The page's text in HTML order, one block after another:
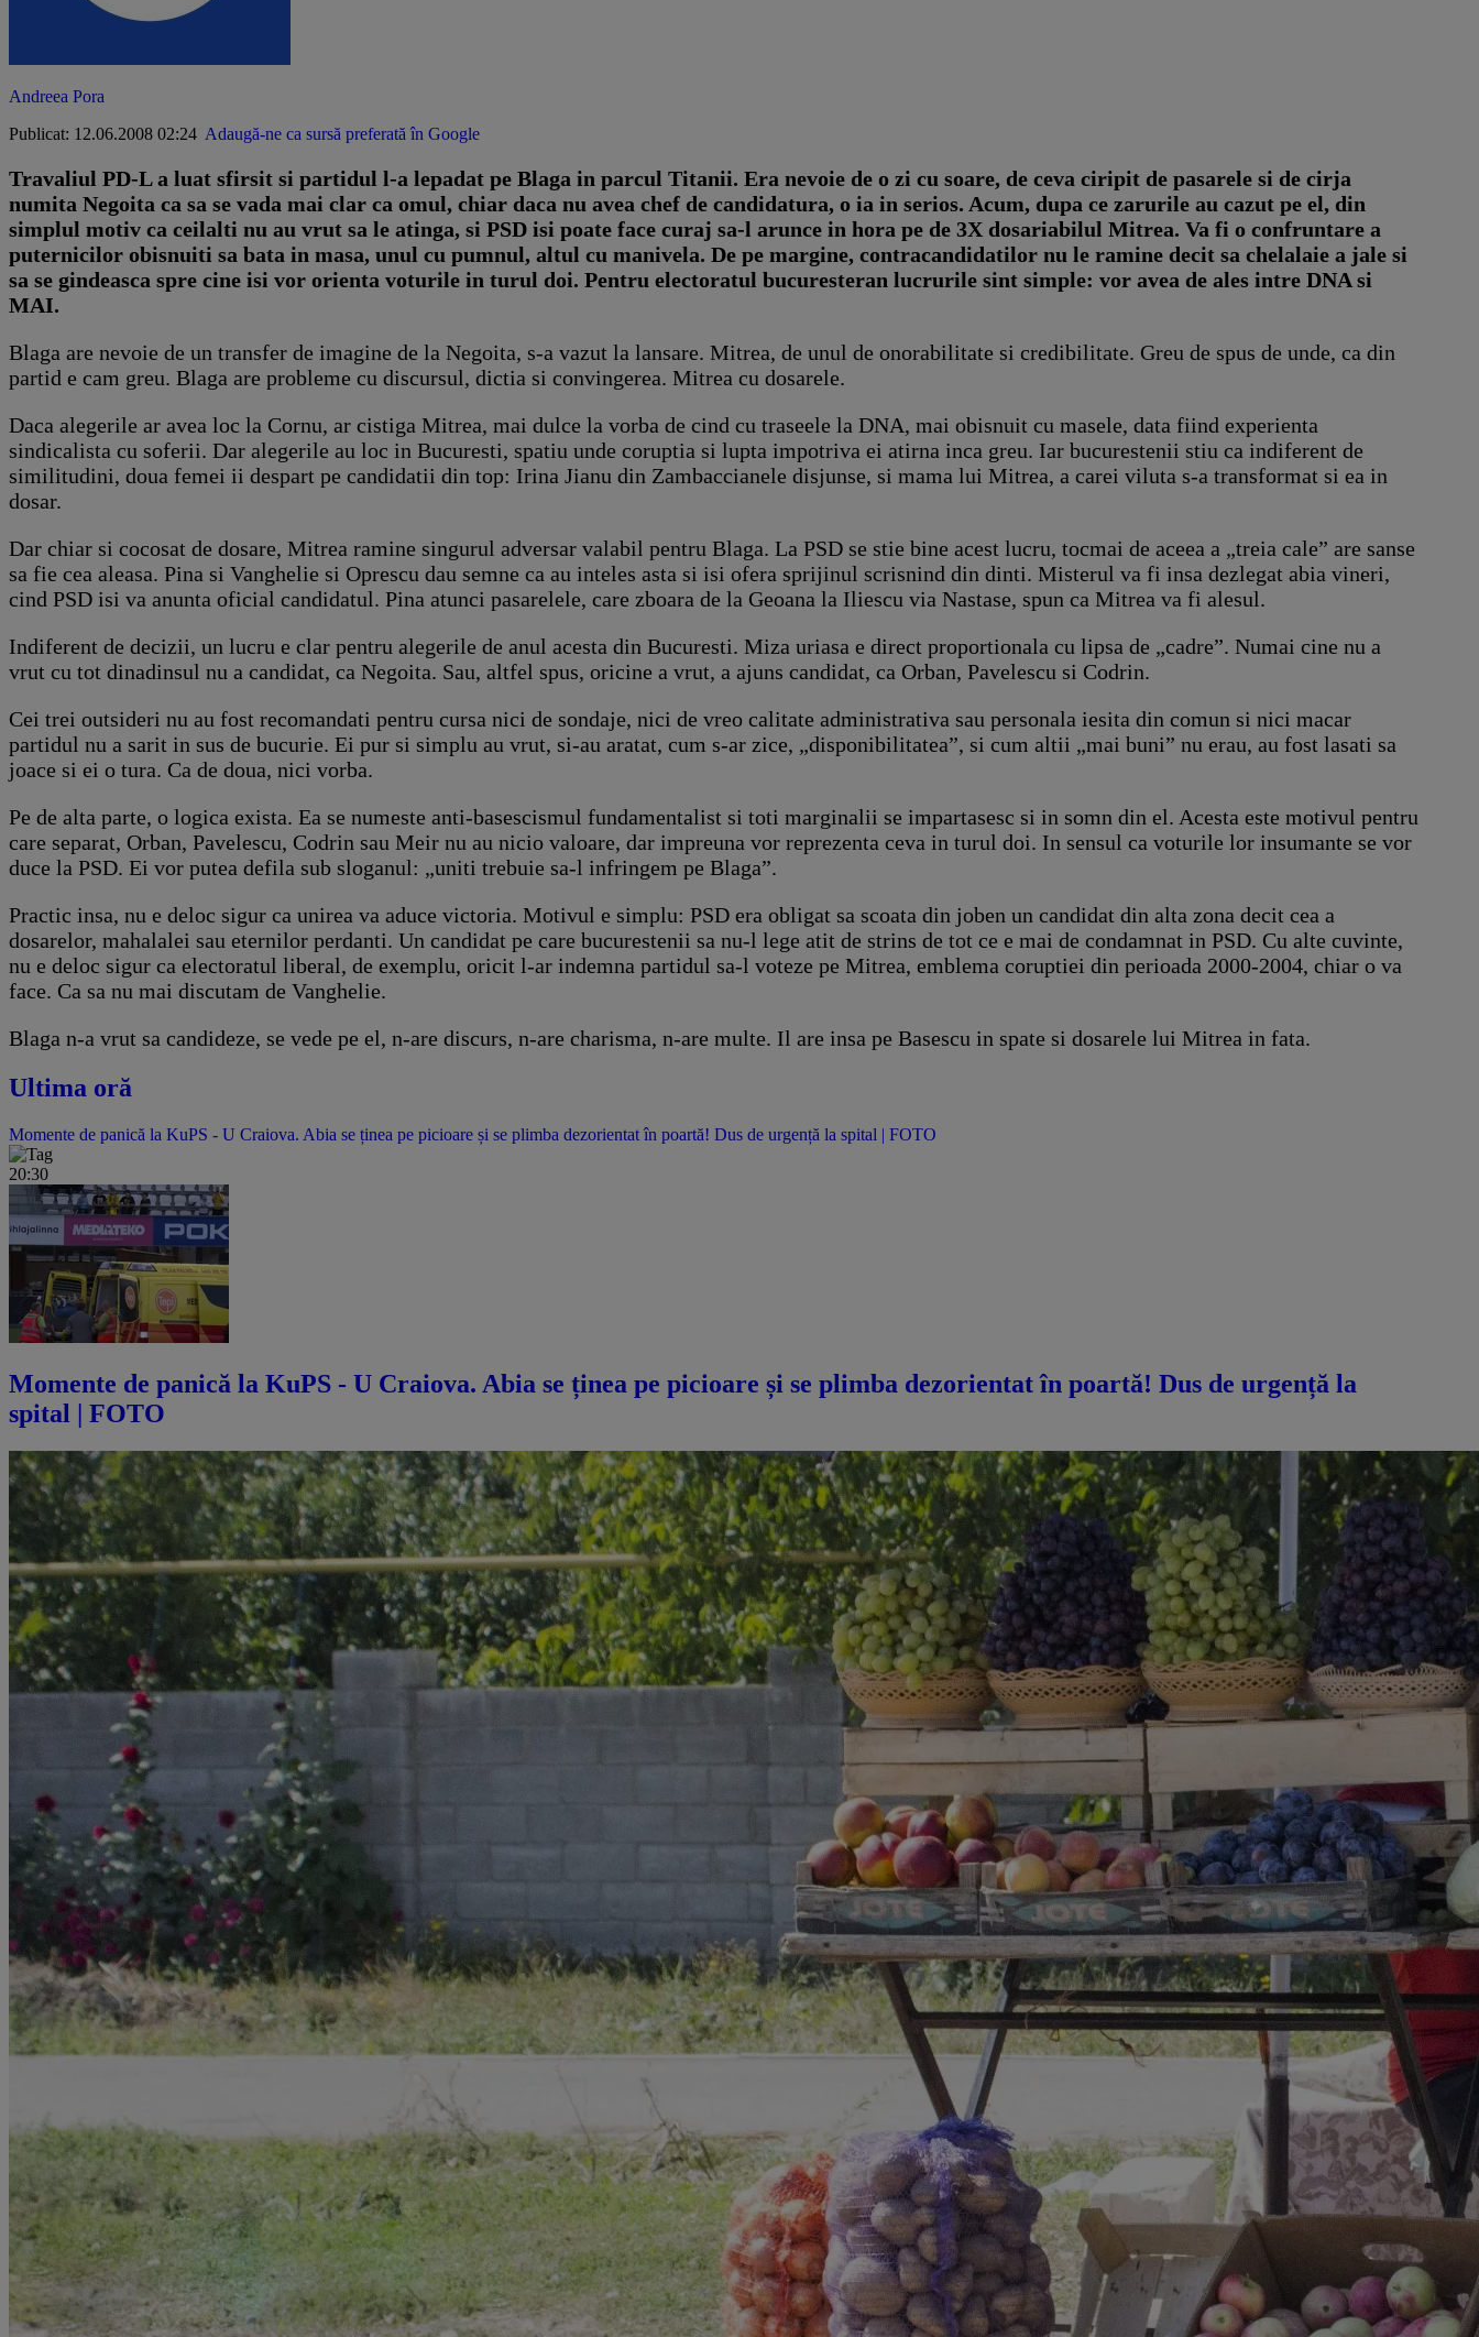
Andreea Pora
Publicat: 12.06.2008 02:24 Adaugă-ne ca sursă preferată în Google
Travaliul PD-L a luat sfirsit si partidul l-a lepadat pe Blaga in parcul Titanii. Era nevoie de o zi cu soare, de ceva ciripit de pasarele si de cirja
numita Negoita ca sa se vada mai clar ca omul, chiar daca nu avea chef de candidatura, o ia in serios. Acum, dupa ce zarurile au cazut pe el, din
simplul motiv ca ceilalti nu au vrut sa le atinga, si PSD isi poate face curaj sa-l arunce in hora pe de 3X dosariabilul Mitrea. Va fi o confruntare a
puternicilor obisnuiti sa bata in masa, unul cu pumnul, altul cu manivela. De pe margine, contracandidatilor nu le ramine decit sa chelalaie a jale si
sa se gindeasca spre cine isi vor orienta voturile in turul doi. Pentru electoratul bucuresteran lucrurile sint simple: vor avea de ales intre DNA si
MAI.
Blaga are nevoie de un transfer de imagine de la Negoita, s-a vazut la lansare. Mitrea, de unul de onorabilitate si credibilitate. Greu de spus de unde, ca din
partid e cam greu. Blaga are probleme cu discursul, dictia si convingerea. Mitrea cu dosarele.
Daca alegerile ar avea loc la Cornu, ar cistiga Mitrea, mai dulce la vorba de cind cu traseele la DNA, mai obisnuit cu masele, data fiind experienta
sindicalista cu soferii. Dar alegerile au loc in Bucuresti, spatiu unde coruptia si lupta impotriva ei atirna inca greu. Iar bucurestenii stiu ca indiferent de
similitudini, doua femei ii despart pe candidatii din top: Irina Jianu din Zambaccianele disjunse, si mama lui Mitrea, a carei viluta s-a transformat si ea in
dosar.
Dar chiar si cocosat de dosare, Mitrea ramine singurul adversar valabil pentru Blaga. La PSD se stie bine acest lucru, tocmai de aceea a „treia cale” are sanse
sa fie cea aleasa. Pina si Vanghelie si Oprescu dau semne ca au inteles asta si isi ofera sprijinul scrisnind din dinti. Misterul va fi insa dezlegat abia vineri,
cind PSD isi va anunta oficial candidatul. Pina atunci pasarelele, care zboara de la Geoana la Iliescu via Nastase, spun ca Mitrea va fi alesul.
Indiferent de decizii, un lucru e clar pentru alegerile de anul acesta din Bucuresti. Miza uriasa e direct proportionala cu lipsa de „cadre”. Numai cine nu a
vrut cu tot dinadinsul nu a candidat, ca Negoita. Sau, altfel spus, oricine a vrut, a ajuns candidat, ca Orban, Pavelescu si Codrin.
Cei trei outsideri nu au fost recomandati pentru cursa nici de sondaje, nici de vreo calitate administrativa sau personala iesita din comun si nici macar
partidul nu a sarit in sus de bucurie. Ei pur si simplu au vrut, si-au aratat, cum s-ar zice, „disponibilitatea”, si cum altii „mai buni” nu erau, au fost lasati sa
joace si ei o tura. Ca de doua, nici vorba.
Pe de alta parte, o logica exista. Ea se numeste anti-basescismul fundamentalist si toti marginalii se impartasesc si in somn din el. Acesta este motivul pentru
care separat, Orban, Pavelescu, Codrin sau Meir nu au nicio valoare, dar impreuna vor reprezenta ceva in turul doi. In sensul ca voturile lor insumante se vor
duce la PSD. Ei vor putea defila sub sloganul: „uniti trebuie sa-l infringem pe Blaga”.
Practic insa, nu e deloc sigur ca unirea va aduce victoria. Motivul e simplu: PSD era obligat sa scoata din joben un candidat din alta zona decit cea a
dosarelor, mahalalei sau eternilor perdanti. Un candidat pe care bucurestenii sa nu-l lege atit de strins de tot ce e mai de condamnat in PSD. Cu alte cuvinte,
nu e deloc sigur ca electoratul liberal, de exemplu, oricit l-ar indemna partidul sa-l voteze pe Mitrea, emblema coruptiei din perioada 2000-2004, chiar o va
face. Ca sa nu mai discutam de Vanghelie.
Blaga n-a vrut sa candideze, se vede pe el, n-are discurs, n-are charisma, n-are multe. Il are insa pe Basescu in spate si dosarele lui Mitrea in fata.
Ultima oră
Momente de panică la KuPS - U Craiova. Abia se ținea pe picioare și se plimba dezorientat în poartă! Dus de urgență la spital | FOTO
20:30
Momente de panică la KuPS - U Craiova. Abia se ținea pe picioare și se plimba dezorientat în poartă! Dus de urgență la
spital | FOTO